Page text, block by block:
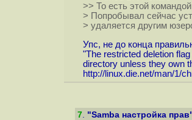
>> То есть этой
> Попробывал сейчас
> удаляется другим
Упс, не до конца
"The restricted deletion
directory unless they own
http://linux.die.net/man/1/
7. "Samba настройка